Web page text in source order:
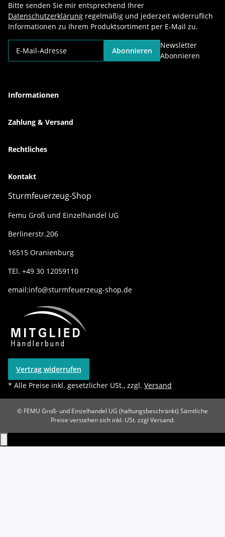
Bitte senden Sie mir entsprechend Ihrer
Datenschutzerklärung regelmäßig und jederzeit widerruflich
Informationen zu Ihrem Produktsortiment per E-Mail zu.
Abonnieren
Newsletter
Abonnieren
Informationen
Zahlung & Versand
Rechtliches
Kontakt
Sturmfeuerzeug-Shop
Femu Groß und Einzelhandel UG
Berlinerstr.206
16515 Oranienburg
TEl. +49 30 12059110
email:info@sturmfeuerzeug-shop.de
Vertrag widerrufen
* Alle Preise inkl. gesetzlicher USt., zzgl. Versand
© FEMU Groß- und Einzelhandel UG (haftungsbeschränkt) Sämtliche
Preise verstehen sich inkl. USt. zzgl Versand.